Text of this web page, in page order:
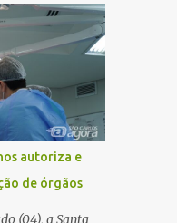
ficou
Sem
a vítima tentou
gerente,
segunda-fe...
volta das
João Vitte. De
a
do
para a área
armados
disparos. Duas
local. Outras
e socorridas.
autoriza e
de órgãos
(04), a Santa